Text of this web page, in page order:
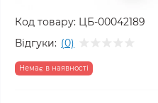
Код товару: ЦБ-00042189
Відгуки: (0)
Немає в наявності